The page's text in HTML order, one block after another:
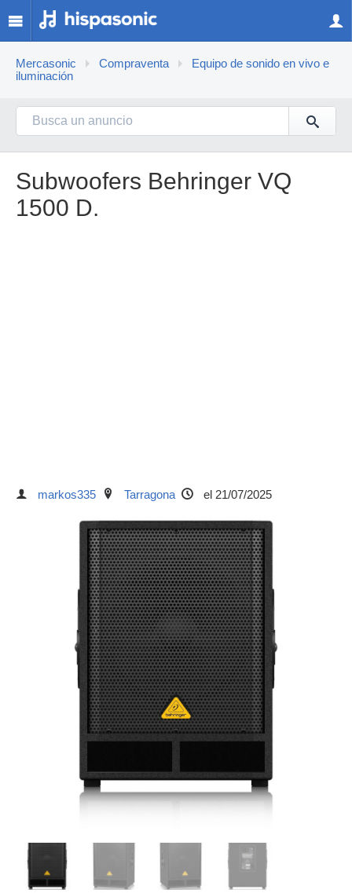
Mercasonic Compraventa
Equipo de sonido en vivo e
iluminación
Subwoofers Behringer VQ
1500 D.
markos335 Tarragona el 21/07/2025